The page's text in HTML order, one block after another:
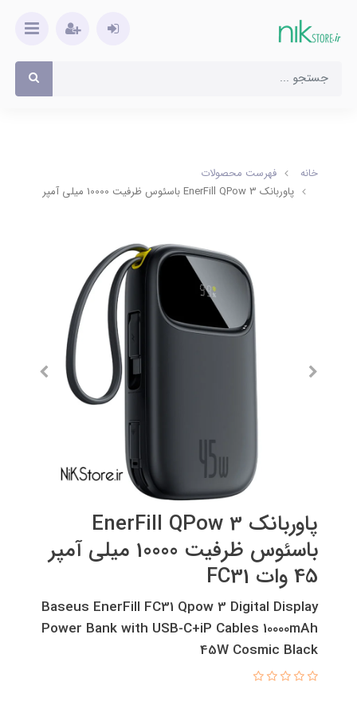
خانه
فهرست محصولات
پاوربانک EnerFill QPow 3 باسئوس ظرفیت 10000 میلی آمپر 45 وات FC31
پاوربانک EnerFill QPow 3
باسئوس ظرفیت 10000 میلی آمپر
45 وات FC31
Baseus EnerFill FC31 Qpow 3 Digital Display
Power Bank with USB-C+iP Cables 10000mAh
45W Cosmic Black